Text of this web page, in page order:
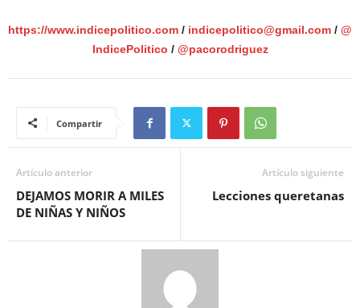
https://www.indicepolitico.com / indicepolitico@gmail.com / @
IndicePolitico / @pacorodriguez
Compartir
Artículo anterior
DEJAMOS MORIR A MILES
DE NIÑAS Y NIÑOS
Artículo siguiente
Lecciones queretanas